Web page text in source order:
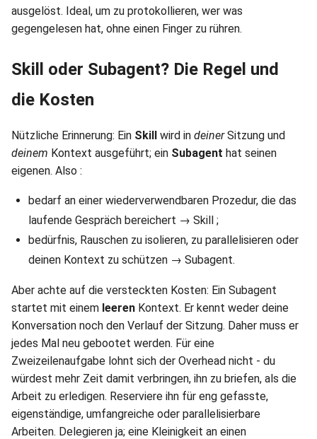
ausgelöst. Ideal, um zu protokollieren, wer was
gegengelesen hat, ohne einen Finger zu rühren.
Skill oder Subagent? Die Regel und
die Kosten
Nützliche Erinnerung: Ein Skill wird in deinerSitzung und
deinem Kontext ausgeführt; ein Subagent hat seinen
eigenen. Also :
bedarf an einer wiederverwendbaren Prozedur, die das
laufende Gespräch bereichert → Skill ;
bedürfnis, Rauschen zu isolieren, zu parallelisieren oder
deinen Kontext zu schützen → Subagent.
Aber achte auf die versteckten Kosten: Ein Subagent
startet mit einem leeren Kontext. Er kennt weder deine
Konversation noch den Verlauf der Sitzung. Daher muss er
jedes Mal neu gebootet werden. Für eine
Zweizeilenaufgabe lohnt sich der Overhead nicht - du
würdest mehr Zeit damit verbringen, ihn zu briefen, als die
Arbeit zu erledigen. Reserviere ihn für eng gefasste,
eigenständige, umfangreiche oder parallelisierbare
Arbeiten. Delegieren ja; eine Kleinigkeit an einen